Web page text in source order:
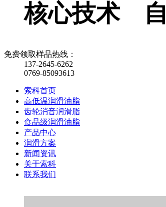
核心技术
免费领取样品热线：
137-2645-6262
0769-85093613
索科首页
高低温润滑油脂
齿轮消音润滑脂
食品级润滑油脂
产品中心
润滑方案
新闻资讯
关于索科
联系我们